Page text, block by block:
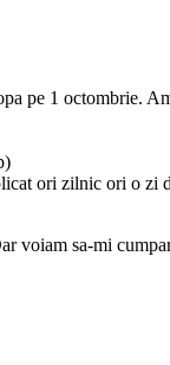
1 octombrie.
ori zilnic ori o zi
voiam sa-mi